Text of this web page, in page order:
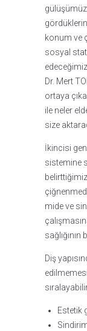
konum ve
sosyal
Dr. Mert
ortaya
ile neler
size
İkincisi
sistemine
mide ve
Diş
Estetik